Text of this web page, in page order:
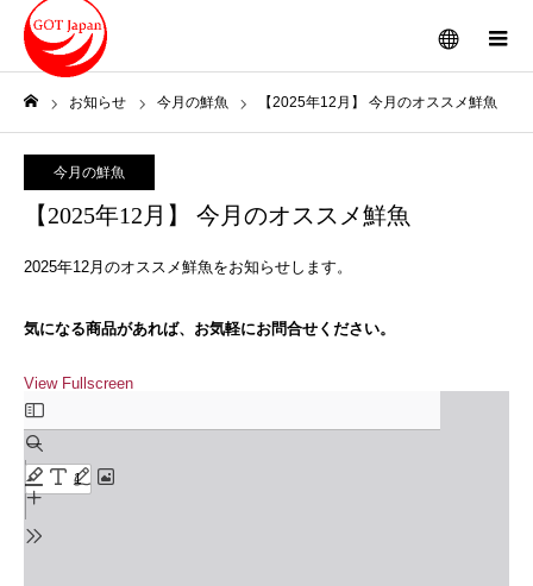
メニュー
お知らせ 今月の鮮魚 【2025年12月】 今月のオススメ鮮魚
今月の鮮魚
【2025年12月】 今月のオススメ鮮魚
2025年12月のオススメ鮮魚をお知らせします。
気になる商品があれば、お気軽にお問合せください。
View Fullscreen
to
PDF
content